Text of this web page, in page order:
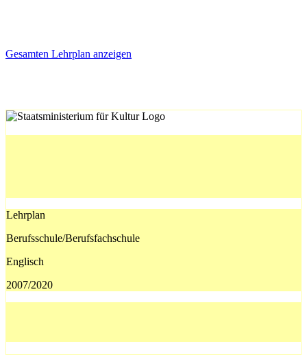
Gesamten Lehrplan anzeigen
Lehrplan
Berufsschule/Berufsfachschule
Englisch
2007/2020